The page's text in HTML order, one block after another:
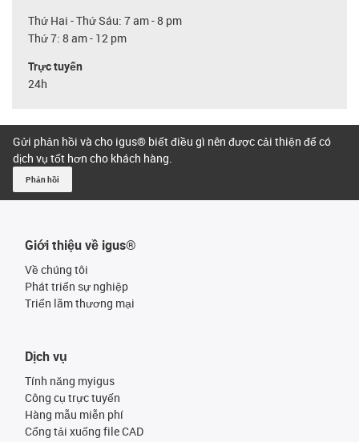
Thứ Hai - Thứ Sáu: 7 am - 8 pm
Thứ 7: 8 am - 12 pm
Trực tuyến
24h
Gửi phản hồi và cho igus® biết điều gì nên được cải thiện để có
dịch vụ tốt hơn cho khách hàng.
Phản hồi
Giới thiệu về igus®
Về chúng tôi
Phát triển sự nghiệp
Triển lãm thương mại
Dịch vụ
Tính năng myigus
Công cụ trực tuyến
Hàng mẫu miễn phí
Cổng tải xuống file CAD